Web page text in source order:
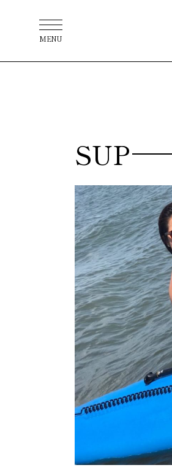
MENU
SUP